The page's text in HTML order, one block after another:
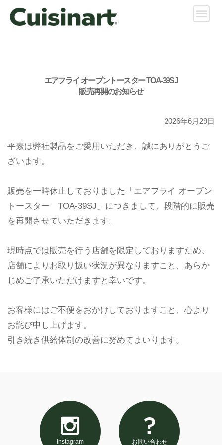
エアフライ オーブントースター TOA-39SJ
販売再開のお知らせ
2026年6月29日
平素は弊社製品をご愛用いただき、誠にありがとうご
ざいます。
販売を一時休止しておりました「エアフライ オーブン
トースター TOA-39SJ」につきまして、段階的に販売
を再開させていただきます。
現時点では販売を行う店舗を限定しておりますため、
店舗によりお取り扱い状況が異なりますこと、あらか
じめご了承いただけますと幸いです。
お客様にはご不便をおかけしておりますこと、心より
お詫び申し上げます。
引き続き供給体制の改善に努めてまいります。
Instagram お問い合わせ